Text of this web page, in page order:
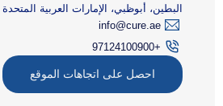
البطين، أبوظبي، الإمارات العربية المتحدة
info@cure.ae
+97124100900
احصل على اتجاهات الموقع